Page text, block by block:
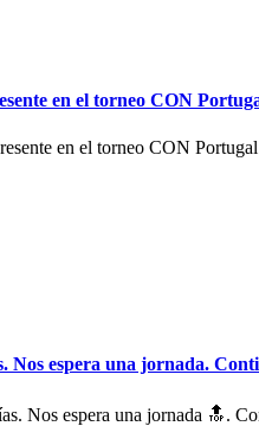
en el torneo CON
en el torneo CON
espera una jornada.
espera una jornada 🔝.